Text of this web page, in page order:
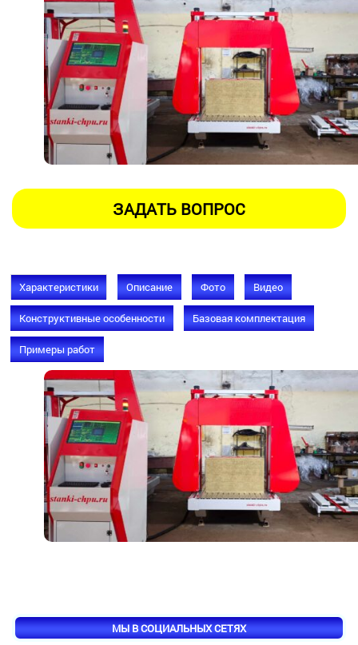
Характеристики Описание Фото Видео
Конструктивные особенности Базовая комплектация
Примеры работ
МЫ В СОЦИАЛЬНЫХ СЕТЯХ